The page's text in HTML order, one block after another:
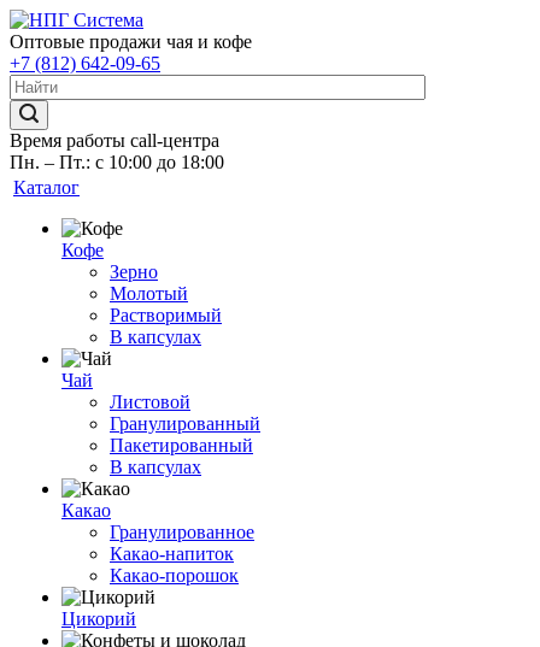
Оптовые продажи чая и кофе
+7 (812) 642-09-65
Время работы call-центра
Пн. – Пт.: с 10:00 до 18:00
Каталог
Кофе
Зерно
Молотый
Растворимый
В капсулах
Чай
Листовой
Гранулированный
Пакетированный
В капсулах
Какао
Гранулированное
Какао-напиток
Какао-порошок
Цикорий